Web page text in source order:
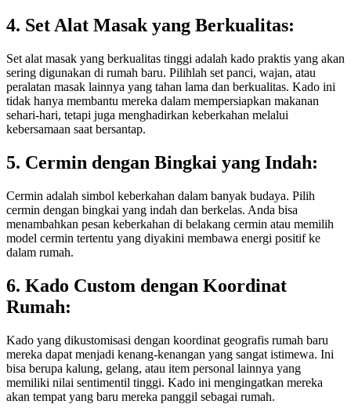
4. Set Alat Masak yang Berkualitas:
Set alat masak yang berkualitas tinggi adalah kado praktis yang akan
sering digunakan di rumah baru. Pilihlah set panci, wajan, atau
peralatan masak lainnya yang tahan lama dan berkualitas. Kado ini
tidak hanya membantu mereka dalam mempersiapkan makanan
sehari-hari, tetapi juga menghadirkan keberkahan melalui
kebersamaan saat bersantap.
5. Cermin dengan Bingkai yang Indah:
Cermin adalah simbol keberkahan dalam banyak budaya. Pilih
cermin dengan bingkai yang indah dan berkelas. Anda bisa
menambahkan pesan keberkahan di belakang cermin atau memilih
model cermin tertentu yang diyakini membawa energi positif ke
dalam rumah.
6. Kado Custom dengan Koordinat
Rumah:
Kado yang dikustomisasi dengan koordinat geografis rumah baru
mereka dapat menjadi kenang-kenangan yang sangat istimewa. Ini
bisa berupa kalung, gelang, atau item personal lainnya yang
memiliki nilai sentimentil tinggi. Kado ini mengingatkan mereka
akan tempat yang baru mereka panggil sebagai rumah.